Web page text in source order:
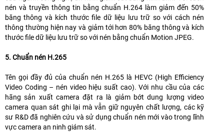
nén và truyền thông tin bằng chuẩn H.264 làm giảm đến 50%
băng thông và kích thước file dữ liệu lưu trữ so với cách nén
thông thường hiện nay và giảm tới hơn 80% băng thông và kích
thước file dữ liệu lưu trữ so với nén bằng chuẩn Motion JPEG.
5. Chuẩn nén H.265
Tên gọi đầy đủ của chuẩn nén H.265 là HEVC (High Efficiency
Video Coding – nén video hiệu suất cao). Với nhu cầu của các
hãng sản xuất camera đặt ra là giảm bớt dung lượng video
camera quan sát ghi lại mà vẫn giữ nguyên chất lượng, các kỹ
sư R&D đã nghiên cứu và sử dụng chuẩn nén mới vào trong lĩnh
vực camera an ninh giám sát.